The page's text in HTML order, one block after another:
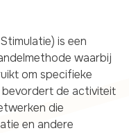
is een
waarbij
om specifieke
bevordert de activiteit
die
en andere